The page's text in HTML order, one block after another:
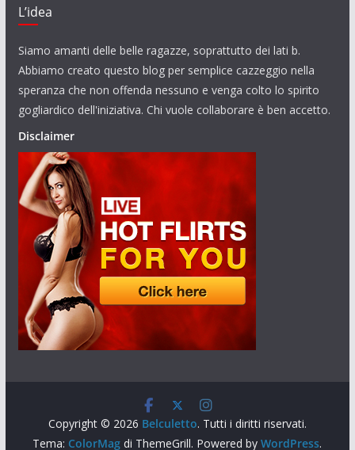
L’idea
Siamo amanti delle belle ragazze, soprattutto dei lati b.
Abbiamo creato questo blog per semplice cazzeggio nella
speranza che non offenda nessuno e venga colto lo spirito
gogliardico dell'iniziativa. Chi vuole collaborare è ben accetto.
Disclaimer
Copyright © 2026 Belculetto. Tutti i diritti riservati.
Tema: ColorMag di ThemeGrill. Powered byWordPress.